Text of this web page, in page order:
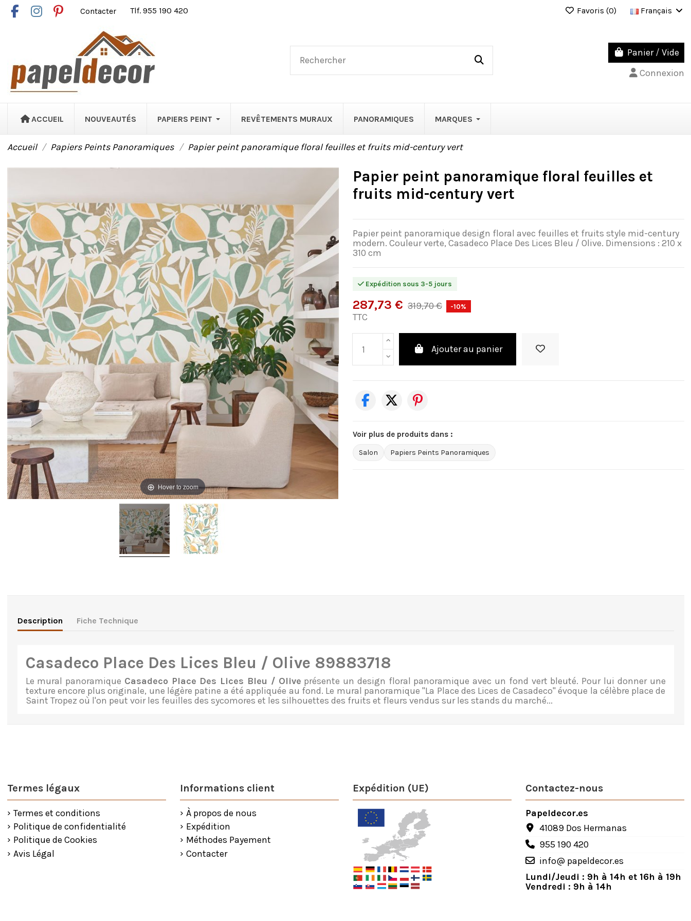
Contacter Tlf. 955 190 420 Favoris (0) Français
Panier / Vide
Connexion
ACCUEIL NOUVEAUTÉS PAPIERS PEINT REVÊTEMENTS MURAUX PANORAMIQUES MARQUES
Accueil Papiers Peints Panoramiques Papier peint panoramique floral feuilles et fruits mid-century vert
Hover to zoom
Papier peint panoramique floral feuilles et
fruits mid-century vert
Papier peint panoramique design floral avec feuilles et fruits style mid-century
modern. Couleur verte, Casadeco Place Des Lices Bleu / Olive. Dimensions : 210 x
310 cm
Expédition sous 3-5 jours
287,73 € 319,70 € -10%
TTC
Ajouter au panier
Voir plus de produits dans :
Salon Papiers Peints Panoramiques
Description Fiche Technique
Casadeco Place Des Lices Bleu / Olive 89883718
Le mural panoramique Casadeco Place Des Lices Bleu / Olive présente un design floral panoramique avec un fond vert bleuté. Pour lui donner une
texture encore plus originale, une légère patine a été appliquée au fond. Le mural panoramique "La Place des Lices de Casadeco" évoque la célèbre place de
Saint Tropez où l'on peut voir les feuilles des sycomores et les silhouettes des fruits et fleurs vendus sur les stands du marché...
Termes légaux
Termes et conditions
Politique de confidentialité
Politique de Cookies
Avis Légal
Informations client
À propos de nous
Expédition
Méthodes Payement
Contacter
Expédition (UE) Contactez-nous
Papeldecor.es
41089 Dos Hermanas
955 190 420
info@ papeldecor.es
Lundi/Jeudi : 9h à 14h et 16h à 19h
Vendredi : 9h à 14h